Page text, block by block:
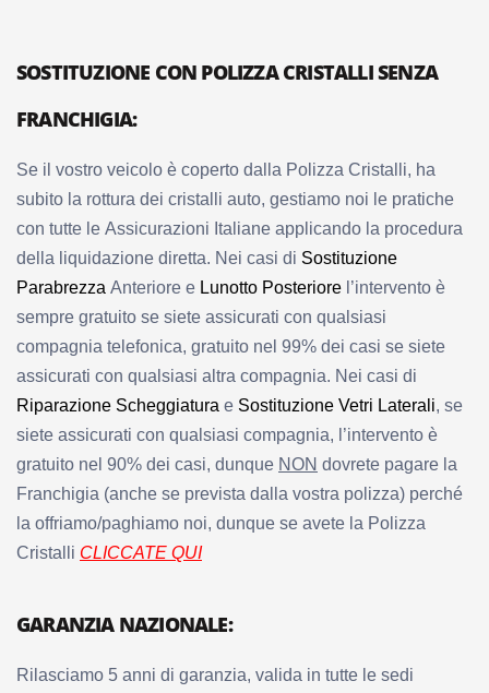
SOSTITUZIONE CON POLIZZA CRISTALLI SENZA
FRANCHIGIA:
Se il vostro veicolo è coperto dalla Polizza Cristalli, ha
subito la rottura dei cristalli auto, gestiamo noi le pratiche
con tutte le Assicurazioni Italiane applicando la procedura
della liquidazione diretta. Nei casi di Sostituzione
Parabrezza Anteriore e Lunotto Posteriore l’intervento è
sempre gratuito se siete assicurati con qualsiasi
compagnia telefonica, gratuito nel 99% dei casi se siete
assicurati con qualsiasi altra compagnia. Nei casi di
Riparazione Scheggiatura e Sostituzione Vetri Laterali, se
siete assicurati con qualsiasi compagnia, l’intervento è
gratuito nel 90% dei casi, dunque NON dovrete pagare la
Franchigia (anche se prevista dalla vostra polizza) perché
la offriamo/paghiamo noi, dunque se avete la Polizza
Cristalli CLICCATE QUI
GARANZIA NAZIONALE:
Rilasciamo 5 anni di garanzia, valida in tutte le sedi